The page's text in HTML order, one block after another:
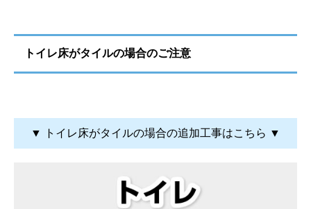
トイレ床がタイルの場合のご注意
▼ トイレ床がタイルの場合の追加工事はこちら ▼